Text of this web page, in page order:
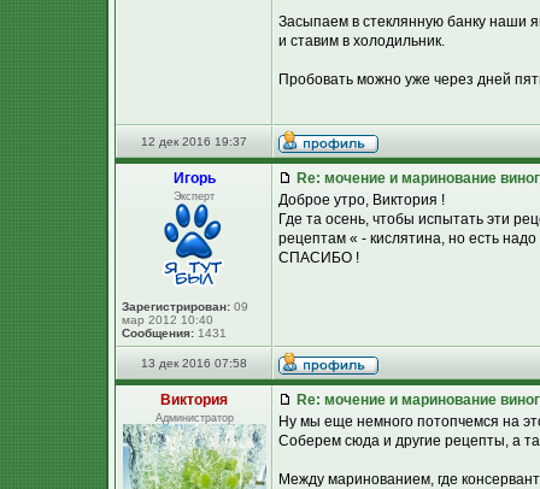
Засыпаем в стеклянную банку наши
и ставим в холодильник.
Пробовать можно уже через дней
12 дек 2016 19:37
Игорь
Эксперт
Зарегистрирован: 09
мар 2012 10:40
Сообщения: 1431
Re: мочение и маринование
Доброе утро, Виктория !
Где та осень, чтобы испытать эти
рецептам « - кислятина, но есть
СПАСИБО !
13 дек 2016 07:58
Виктория
Администратор
Re: мочение и маринование
Ну мы еще немного потопчемся на
Соберем сюда и другие рецепты, а
Между маринованием, где